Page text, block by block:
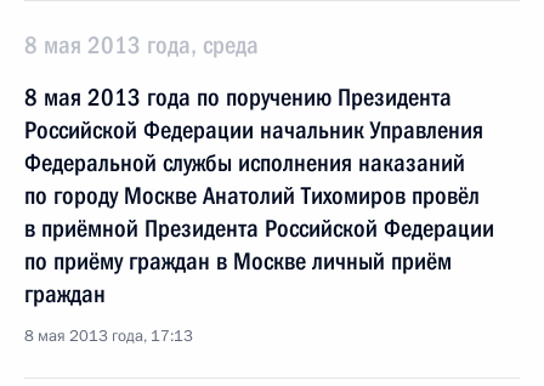
8 мая 2013 года, среда
8 мая 2013 года по поручению Президента
Российской Федерации начальник Управления
Федеральной службы исполнения наказаний
по городу Москве Анатолий Тихомиров провёл
в приёмной Президента Российской Федерации
по приёму граждан в Москве личный приём
граждан
8 мая 2013 года, 17:13